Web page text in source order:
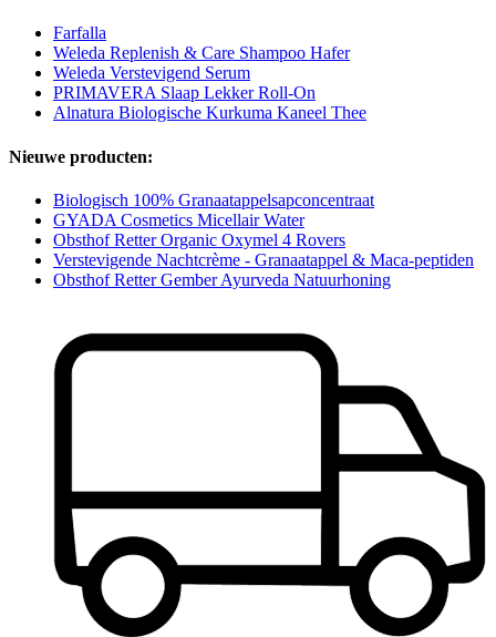
Farfalla
Weleda Replenish & Care Shampoo Hafer
Weleda Verstevigend Serum
PRIMAVERA Slaap Lekker Roll-On
Alnatura Biologische Kurkuma Kaneel Thee
Nieuwe producten:
Biologisch 100% Granaatappelsapconcentraat
GYADA Cosmetics Micellair Water
Obsthof Retter Organic Oxymel 4 Rovers
Verstevigende Nachtcrème - Granaatappel & Maca-peptiden
Obsthof Retter Gember Ayurveda Natuurhoning